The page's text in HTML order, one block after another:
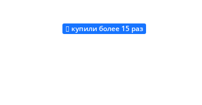
Купить
купили более 15 раз